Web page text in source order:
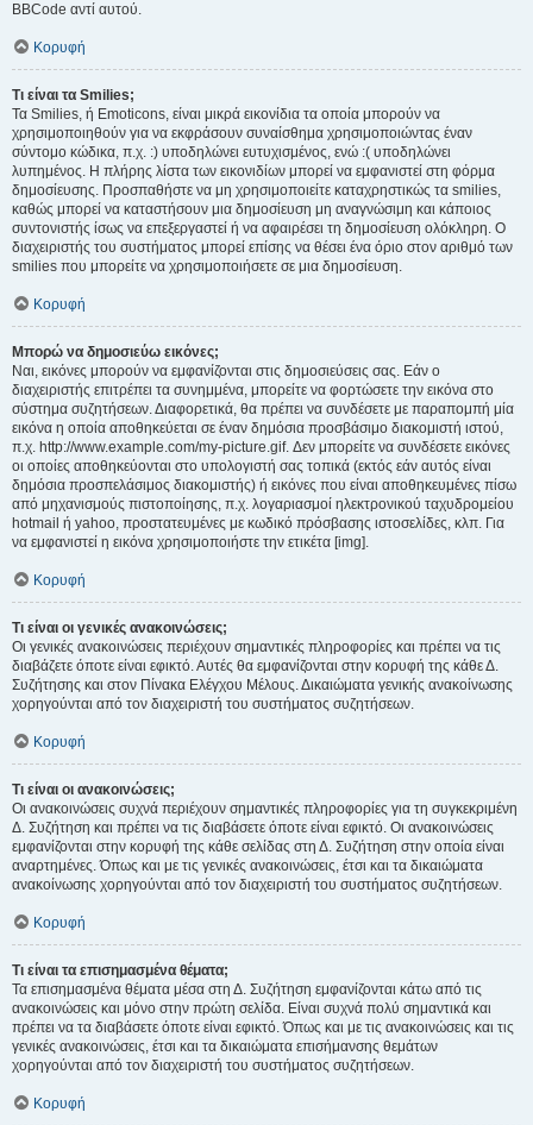
BBCode αντί αυτού.
Κορυφή
Τι είναι τα Smilies;
Τα Smilies, ή Emoticons, είναι μικρά εικονίδια τα οποία μπορούν να
χρησιμοποιηθούν για να εκφράσουν συναίσθημα χρησιμοποιώντας έναν
σύντομο κώδικα, π.χ. :) υποδηλώνει ευτυχισμένος, ενώ :( υποδηλώνει
λυπημένος. Η πλήρης λίστα των εικονιδίων μπορεί να εμφανιστεί στη φόρμα
δημοσίευσης. Προσπαθήστε να μη χρησιμοποιείτε καταχρηστικώς τα smilies,
καθώς μπορεί να καταστήσουν μια δημοσίευση μη αναγνώσιμη και κάποιος
συντονιστής ίσως να επεξεργαστεί ή να αφαιρέσει τη δημοσίευση ολόκληρη. Ο
διαχειριστής του συστήματος μπορεί επίσης να θέσει ένα όριο στον αριθμό των
smilies που μπορείτε να χρησιμοποιήσετε σε μια δημοσίευση.
Κορυφή
Μπορώ να δημοσιεύω εικόνες;
Ναι, εικόνες μπορούν να εμφανίζονται στις δημοσιεύσεις σας. Εάν ο
διαχειριστής επιτρέπει τα συνημμένα, μπορείτε να φορτώσετε την εικόνα στο
σύστημα συζητήσεων. Διαφορετικά, θα πρέπει να συνδέσετε με παραπομπή μία
εικόνα η οποία αποθηκεύεται σε έναν δημόσια προσβάσιμο διακομιστή ιστού,
π.χ. http://www.example.com/my-picture.gif. Δεν μπορείτε να συνδέσετε εικόνες
οι οποίες αποθηκεύονται στο υπολογιστή σας τοπικά (εκτός εάν αυτός είναι
δημόσια προσπελάσιμος διακομιστής) ή εικόνες που είναι αποθηκευμένες πίσω
από μηχανισμούς πιστοποίησης, π.χ. λογαριασμοί ηλεκτρονικού ταχυδρομείου
hotmail ή yahoo, προστατευμένες με κωδικό πρόσβασης ιστοσελίδες, κλπ. Για
να εμφανιστεί η εικόνα χρησιμοποιήστε την ετικέτα [img].
Κορυφή
Τι είναι οι γενικές ανακοινώσεις;
Οι γενικές ανακοινώσεις περιέχουν σημαντικές πληροφορίες και πρέπει να τις
διαβάζετε όποτε είναι εφικτό. Αυτές θα εμφανίζονται στην κορυφή της κάθε Δ.
Συζήτησης και στον Πίνακα Ελέγχου Μέλους. Δικαιώματα γενικής ανακοίνωσης
χορηγούνται από τον διαχειριστή του συστήματος συζητήσεων.
Κορυφή
Τι είναι οι ανακοινώσεις;
Οι ανακοινώσεις συχνά περιέχουν σημαντικές πληροφορίες για τη συγκεκριμένη
Δ. Συζήτηση και πρέπει να τις διαβάσετε όποτε είναι εφικτό. Οι ανακοινώσεις
εμφανίζονται στην κορυφή της κάθε σελίδας στη Δ. Συζήτηση στην οποία είναι
αναρτημένες. Όπως και με τις γενικές ανακοινώσεις, έτσι και τα δικαιώματα
ανακοίνωσης χορηγούνται από τον διαχειριστή του συστήματος συζητήσεων.
Κορυφή
Τι είναι τα επισημασμένα θέματα;
Τα επισημασμένα θέματα μέσα στη Δ. Συζήτηση εμφανίζονται κάτω από τις
ανακοινώσεις και μόνο στην πρώτη σελίδα. Είναι συχνά πολύ σημαντικά και
πρέπει να τα διαβάσετε όποτε είναι εφικτό. Όπως και με τις ανακοινώσεις και τις
γενικές ανακοινώσεις, έτσι και τα δικαιώματα επισήμανσης θεμάτων
χορηγούνται από τον διαχειριστή του συστήματος συζητήσεων.
Κορυφή